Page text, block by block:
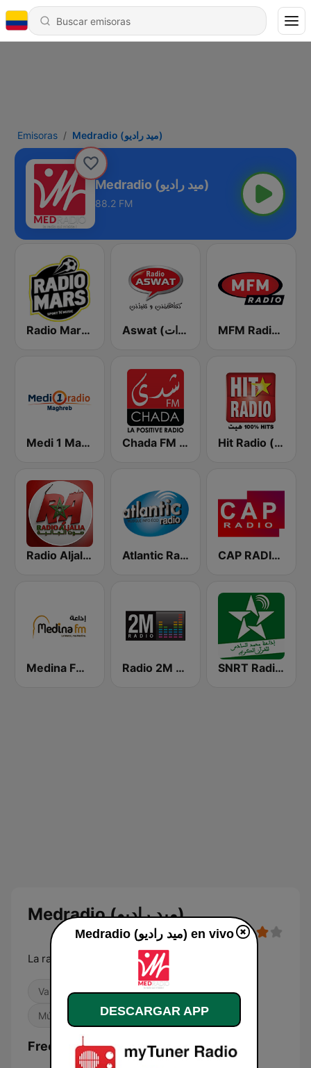
Emisoras Medradio (ميد راديو)
Medradio (ميد راديو)
88.2 FM
Radio Mars (راديو مرس) Aswat (أصوات) MFM Radio (مفم راديو)
Medi 1 Maghreb (ميدى1 مغرب) Chada FM (شدى فم) Hit Radio (هيت راديو)
Radio Aljalia - راديو الجالية Atlantic Radio (أتلانتيك راديو) CAP RADIO MAROC
Medina FM (إذاعة مدينة فم) Radio 2M (راديو 2 م) SNRT Radio Idaat Mohammed Assadiss (السادسة)
Medradio (ميد راديو)
La radio qui m'aide!
Variado Contemporánea para adultos
Músicas del mundo
Frecuencias Medradio (ميد راديو):
Medradio (ميد راديو) en vivo
DESCARGAR APP